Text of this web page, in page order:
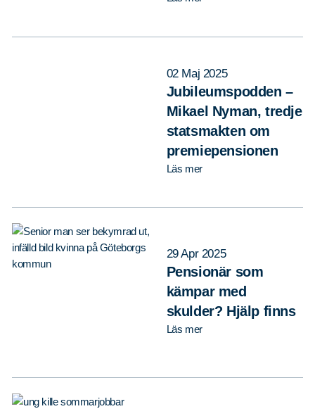
02 Maj 2025
Jubileumspodden –
Mikael Nyman, tredje
statsmakten om
premiepensionen
Läs mer
29 Apr 2025
Pensionär som
kämpar med
skulder? Hjälp finns
Läs mer